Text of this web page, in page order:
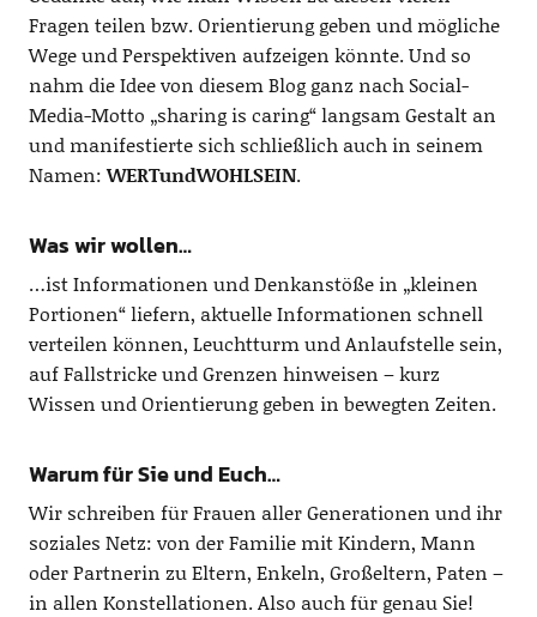
Fragen teilen bzw. Orientierung geben und mögliche
Wege und Perspektiven aufzeigen könnte. Und so
nahm die Idee von diesem Blog ganz nach Social-
Media-Motto „sharing is caring“ langsam Gestalt an
und manifestierte sich schließlich auch in seinem
Namen:WERTundWOHLSEIN.
Was wir wollen…
…ist Informationen und Denkanstöße in „kleinen
Portionen“ liefern, aktuelle Informationen schnell
verteilen können, Leuchtturm und Anlaufstelle sein,
auf Fallstricke und Grenzen hinweisen – kurz
Wissen und Orientierung geben in bewegten Zeiten.
Warum für Sie und Euch…
Wir schreiben für Frauen aller Generationen und ihr
soziales Netz: von der Familie mit Kindern, Mann
oder Partnerin zu Eltern, Enkeln, Großeltern, Paten –
in allen Konstellationen. Also auch für genau Sie!